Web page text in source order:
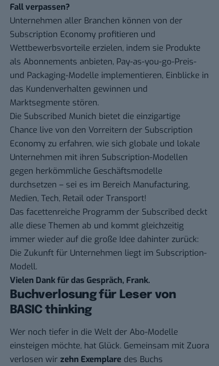
Fall verpassen?
Unternehmen aller Branchen können von der
Subscription Economy profitieren und
Wettbewerbsvorteile erzielen, indem sie Produkte
als Abonnements anbieten, Pay-as-you-go-Preis-
und Packaging-Modelle implementieren, Einblicke in
das Kundenverhalten gewinnen und
Marktsegmente stören.
Die Subscribed Munich bietet die einzigartige
Chance live von den Vorreitern der Subscription
Economy zu erfahren, wie sich globale und lokale
Unternehmen mit ihren Subscription-Modellen
gegen herkömmliche Geschäftsmodelle
durchsetzen – sei es im Bereich Manufacturing,
Medien, Tech, Retail oder Transport!
Das facettenreiche Programm der Subscribed deckt
alle diese Themen ab und kommt gleichzeitig
immer wieder auf die große Idee dahinter zurück:
Die Zukunft für Unternehmen liegt im Subscription-
Modell.
Vielen Dank für das Gespräch, Frank.
Buchverlosung für Leser von
BASIC thinking
Wer noch tiefer in die Welt der Abo-Modelle
einsteigen möchte, hat Glück. Gemeinsam mit Zuora
verlosen wir zehn Exemplare des Buchs